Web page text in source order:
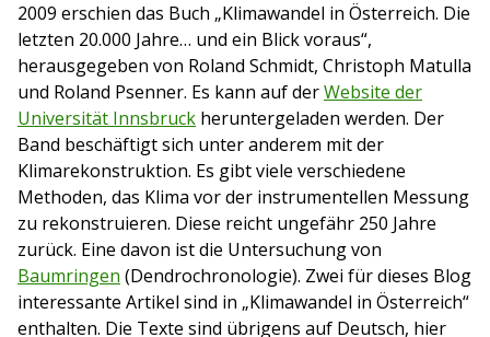
2009 erschien das Buch „Klimawandel in Österreich. Die
letzten 20.000 Jahre… und ein Blick voraus“,
herausgegeben von Roland Schmidt, Christoph Matulla
und Roland Psenner. Es kann auf derWebsite der
Universität Innsbruck heruntergeladen werden. Der
Band beschäftigt sich unter anderem mit der
Klimarekonstruktion. Es gibt viele verschiedene
Methoden, das Klima vor der instrumentellen Messung
zu rekonstruieren. Diese reicht ungefähr 250 Jahre
zurück. Eine davon ist die Untersuchung von
Baumringen (Dendrochronologie). Zwei für dieses Blog
interessante Artikel sind in „Klimawandel in Österreich“
enthalten. Die Texte sind übrigens auf Deutsch, hier